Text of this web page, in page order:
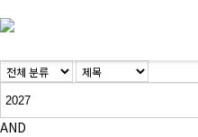
AND